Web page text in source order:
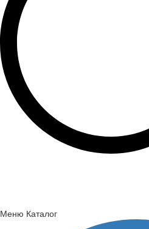
Меню Каталог